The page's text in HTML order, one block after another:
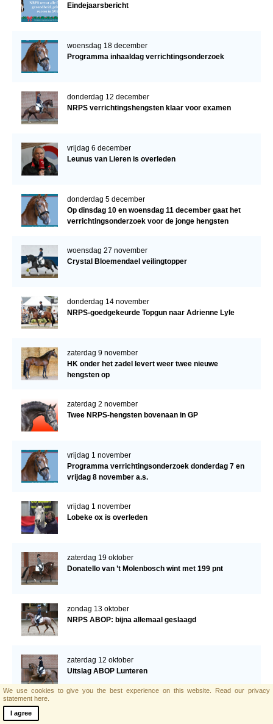
Eindejaarsbericht
woensdag 18 december
Programma inhaaldag verrichtingsonderzoek
donderdag 12 december
NRPS verrichtingshengsten klaar voor examen
vrijdag 6 december
Leunus van Lieren is overleden
donderdag 5 december
Op dinsdag 10 en woensdag 11 december gaat het
verrichtingsonderzoek voor de jonge hengsten
woensdag 27 november
Crystal Bloemendael veilingtopper
donderdag 14 november
NRPS-goedgekeurde Topgun naar Adrienne Lyle
zaterdag 9 november
HK onder het zadel levert weer twee nieuwe
hengsten op
zaterdag 2 november
Twee NRPS-hengsten bovenaan in GP
vrijdag 1 november
Programma verrichtingsonderzoek donderdag 7 en
vrijdag 8 november a.s.
vrijdag 1 november
Lobeke ox is overleden
zaterdag 19 oktober
Donatello van ’t Molenbosch wint met 199 pnt
zondag 13 oktober
NRPS ABOP: bijna allemaal geslaagd
zaterdag 12 oktober
Uitslag ABOP Lunteren
We use cookies to give you the best experience on this website. Read our privacy
statement here.
I agree